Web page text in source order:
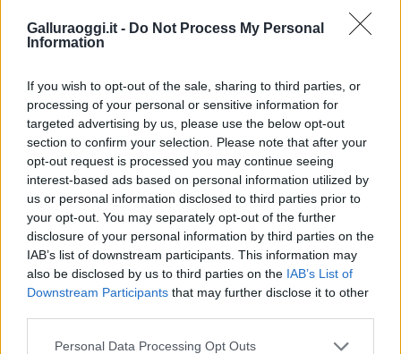
Galluraoggi.it - Do Not Process My Personal
Information
If you wish to opt-out of the sale, sharing to third parties, or
processing of your personal or sensitive information for
targeted advertising by us, please use the below opt-out
section to confirm your selection. Please note that after your
opt-out request is processed you may continue seeing
interest-based ads based on personal information utilized by
us or personal information disclosed to third parties prior to
your opt-out. You may separately opt-out of the further
disclosure of your personal information by third parties on the
IAB’s list of downstream participants. This information may
also be disclosed by us to third parties on the IAB’s List of
Downstream Participants that may further disclose it to other
Please note that this website/app uses one or more Google
Personal Data Processing Opt Outs
produzione del latte. Con i numeri in mano –
ha concluso l’assessore – possiamo
finalmente costruire le migliori condizioni
che diano stabilità a un comparto così
importanteper le economie e la storia della
nostra terra”.
“Una maggiore conoscenza delle
caratteristiche produttive del comparto – ha
spiegato il direttore generale di Agris
Sardegna, Roberto Zurru – permetterà una
programmazione delle attività di ricerca
ancor più finalizzata alle esigenze specifiche
delle nostre aziende. Come Agenzia – ha
concluso – utilizzeremo al meglio questi